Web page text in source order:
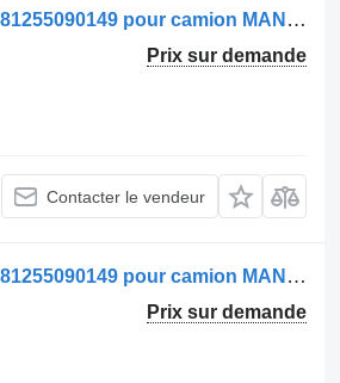
Commutateur de colonne de direction Comutator Retarder 81255090149 pour camion MAN 8125509-0149-14
Prix sur demande
Contacter le vendeur
Commutateur de colonne de direction Comutator Retarder 81255090149 pour camion MAN / 8125509-0149 12V
Prix sur demande